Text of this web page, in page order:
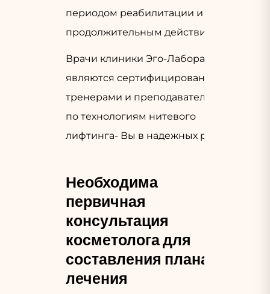
периодом реабилитации и
продолжительным действием
Врачи клиники Эго-Лаборатория
являются сертифицированными
тренерами и преподавателями
по технологиям нитевого
лифтинга- Вы в надежных руках!
Необходима
первичная
консультация
косметолога для
составления плана
лечения